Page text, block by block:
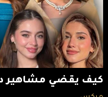
كيف يقضي مشاهير